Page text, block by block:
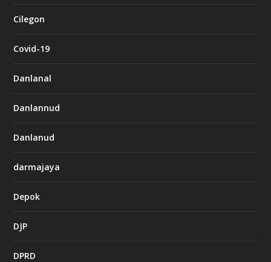
Cilegon
Covid-19
Danlanal
Danlannud
Danlanud
darmajaya
Depok
DJP
DPRD